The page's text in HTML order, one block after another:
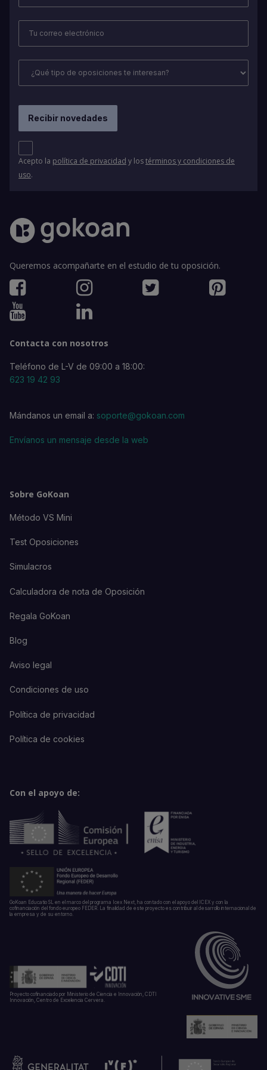
Acepto la política de privacidad y lostérminos y condiciones de
uso.
Queremos acompañarte en el estudio de tu oposición.
Contacta con nosotros
Teléfono de L-V de 09:00 a 18:00:
623 19 42 93
Mándanos un email a: soporte@gokoan.com
Envíanos un mensaje desde la web
Sobre GoKoan
Método VS Mini
Test Oposiciones
Simulacros
Calculadora de nota de Oposición
Regala GoKoan
Blog
Aviso legal
Condiciones de uso
Política de privacidad
Política de cookies
Con el apoyo de:
GoKoan Educatio SL en el marco del programa Icex Next, ha contado con el apoyo del ICEX y con la
cofinanciación del fondo europeo FEDER. La finalidad de este proyecto es contribuir al desarrollo internacional de
la empresa y de su entorno.
Proyecto cofinanciado por Ministerio de Ciencia e Innovación, CDTI
Innovación, Centro de Excelencia Cervera.